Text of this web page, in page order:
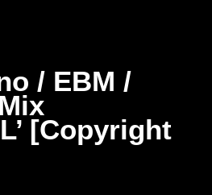
Später
/ EBM /
[Copyright